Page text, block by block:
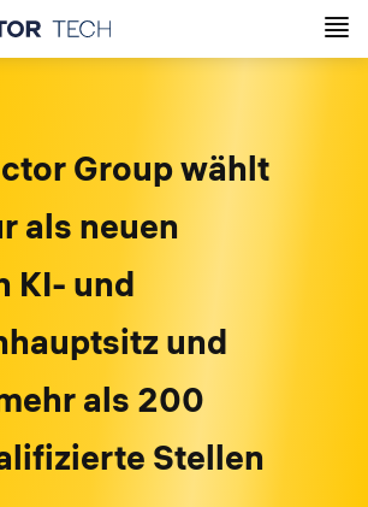
Group wählt
als neuen
KI- und
und
als 200
Stellen